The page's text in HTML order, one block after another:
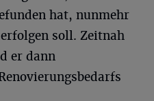
hat, nunmehr
soll. Zeitnah
er dann